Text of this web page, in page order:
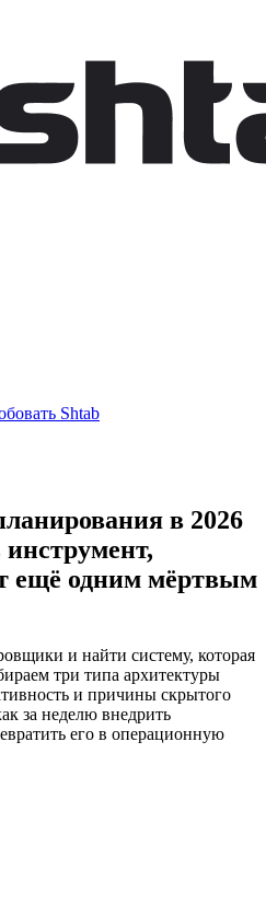
Shtab
в 2026
ещё одним мёртвым
и найти систему, которая
три типа архитектуры
и причины скрытого
за неделю внедрить
его в операционную